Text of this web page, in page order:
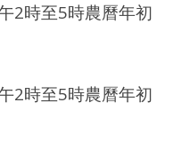
2時至5時農曆年初
2時至5時農曆年初